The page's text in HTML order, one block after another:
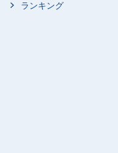
ランキング